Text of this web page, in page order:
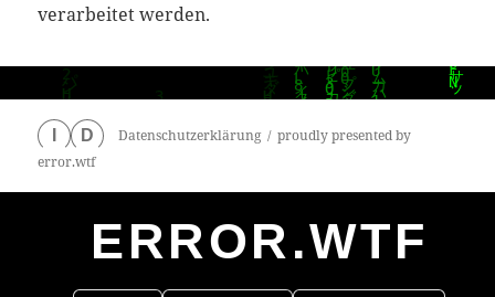
verarbeitet werden.
D Datenschutzerklärung
proudly presented by
error.wtf
ERROR.WTF